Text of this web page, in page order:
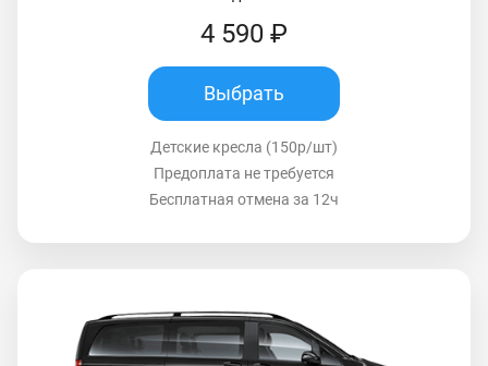
4 590 ₽
Выбрать
Детские кресла (150р/шт)
Предоплата не требуется
Бесплатная отмена за 12ч